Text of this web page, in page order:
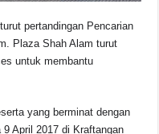
pertandingan Pencarian
Plaza Shah Alam turut
untuk membantu
yang berminat dengan
April 2017 di Kraftangan